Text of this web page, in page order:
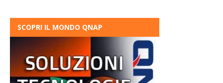
SCOPRI IL MONDO QNAP